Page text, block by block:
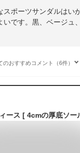
ポーツサンダルはい
です。黒、ベージュ
のおすすめコメント（6件）